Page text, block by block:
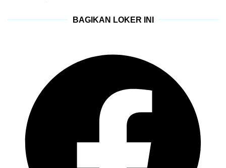
BAGIKAN LOKER INI